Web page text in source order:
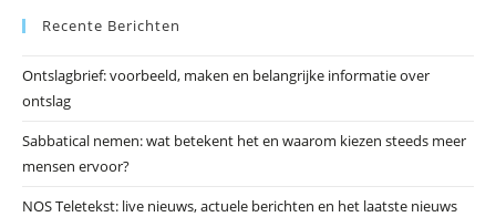
Recente Berichten
Ontslagbrief: voorbeeld, maken en belangrijke informatie over
ontslag
Sabbatical nemen: wat betekent het en waarom kiezen steeds meer
mensen ervoor?
NOS Teletekst: live nieuws, actuele berichten en het laatste nieuws